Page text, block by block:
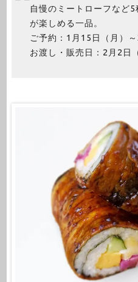
自慢のミートローフなど
が楽しめる一品。
ご予約：1月15日（月）～
お渡し・販売日：2月2日